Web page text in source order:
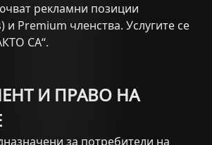
рекламни позиции
и Premium членства. Услугите се
СА“.
И ПРАВО НА
за потребители на